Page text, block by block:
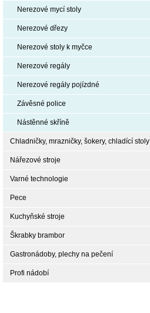
Nerezové mycí stoly
Nerezové dřezy
Nerezové stoly k myčce
Nerezové regály
Nerezové regály pojízdné
Závěsné police
Nástěnné skříně
Chladničky, mrazničky, šokery, chladící stoly
Nářezové stroje
Varné technologie
Pece
Kuchyňské stroje
Škrabky brambor
Gastronádoby, plechy na pečení
Profi nádobí